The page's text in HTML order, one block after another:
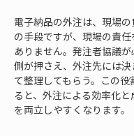
電子納品の外注は、現場
の手段ですが、現場の責
ありません。発注者協議
側が押さえ、外注先には決
て整理してもらう。この
ると、外注による効率化
を両立しやすくなります。